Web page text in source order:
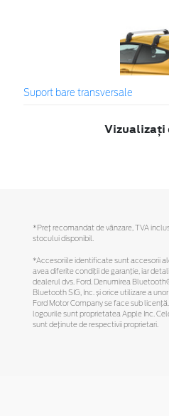
Suport bare transversale
Vizualizați
*Preţ recomandat de vânzare, TVA
stocului disponibil.
*Accesoriile identificate sunt accesorii
avea diferite condiții de garanție, iar
dealerul dvs. Ford. Denumirea
Bluetooth SIG, Inc. și orice utilizare a
Ford Motor Company se face sub
logourile sunt proprietatea Apple Inc.
sunt deținute de respectivii proprietari.